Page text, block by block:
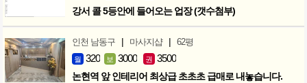
강서 콜 5등안에 들어오는 업장 (갯수첨부)
인천 남동구 | 마사지샵 | 62평
월 320 보 3000 권 3500
논현역 앞 인테리어 최상급 초초초 급매로 내놓습니다.